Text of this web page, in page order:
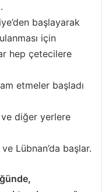
başlayarak
için
hep çetecilere
etmeler başladı
diğer yerlere
Lübnan’da başlar.